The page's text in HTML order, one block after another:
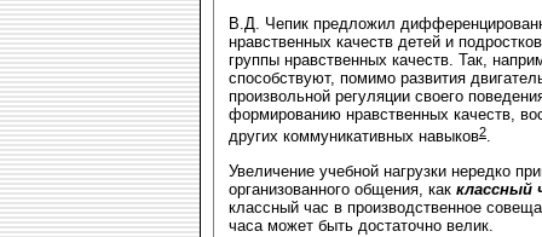
В.Д. Чепик предложил
нравственных качеств детей и
группы нравственных качеств. Так,
способствуют, помимо развития
произвольной регуляции своего
формированию нравственных качеств,
других коммуникативных навыков2.
Увеличение учебной нагрузки нередко
организованного общения, как классный
классный час в производственное
часа может быть достаточно велик.